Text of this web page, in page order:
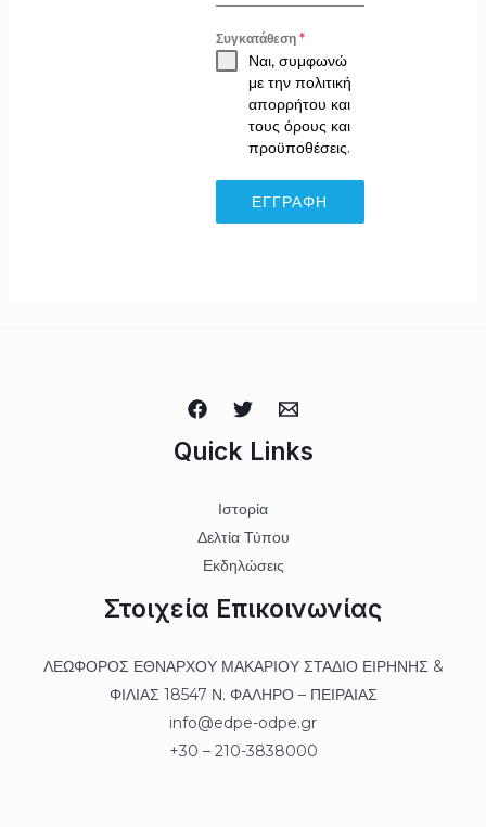
Συγκατάθεση *
Ναι, συμφωνώ
με την πολιτική
απορρήτου και
τους όρους και
προϋποθέσεις.
ΕΓΓΡΑΦΉ
Quick Links
Ιστορία
Δελτία Τύπου
Εκδηλώσεις
Στοιχεία Επικοινωνίας
ΛΕΩΦΟΡΟΣ ΕΘΝΑΡΧΟΥ ΜΑΚΑΡΙΟΥ ΣΤΑΔΙΟ ΕΙΡΗΝΗΣ &
ΦΙΛΙΑΣ 18547 Ν. ΦΑΛΗΡΟ – ΠΕΙΡΑΙΑΣ
info@edpe-odpe.gr
+30 – 210-3838000